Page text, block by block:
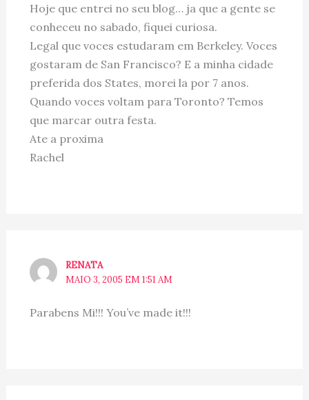
Hoje que entrei no seu blog… ja que a gente se
conheceu no sabado, fiquei curiosa.
Legal que voces estudaram em Berkeley. Voces
gostaram de San Francisco? E a minha cidade
preferida dos States, morei la por 7 anos.
Quando voces voltam para Toronto? Temos
que marcar outra festa.
Ate a proxima
Rachel
RENATA
MAIO 3, 2005 EM 1:51 AM
Parabens Mi!!! You’ve made it!!!